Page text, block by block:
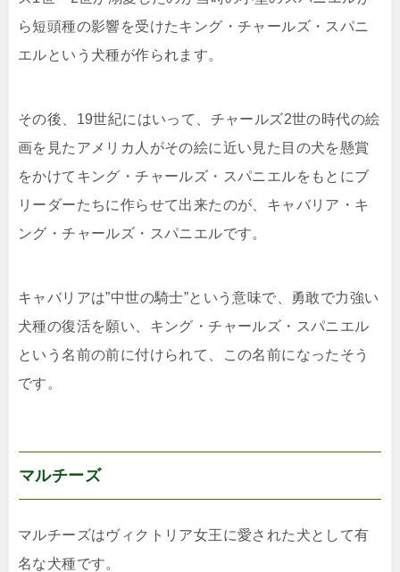
ら短頭種の影響を受けたキング・チャールズ・スパニ
エルという犬種が作られます。
その後、19世紀にはいって、チャールズ2世の時代の絵
画を見たアメリカ人がその絵に近い見た目の犬を懸賞
をかけてキング・チャールズ・スパニエルをもとにブ
リーダーたちに作らせて出来たのが、キャバリア・キ
ング・チャールズ・スパニエルです。
キャバリアは”中世の騎士”という意味で、勇敢で力強い
犬種の復活を願い、キング・チャールズ・スパニエル
という名前の前に付けられて、この名前になったそう
です。
マルチーズ
マルチーズはヴィクトリア女王に愛された犬として有
名な犬種です。